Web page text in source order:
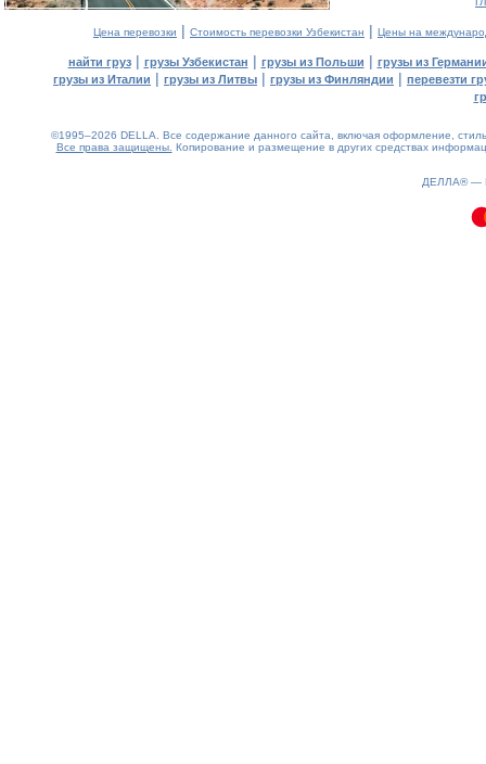
Цена перевозки | Стоимость перевозки Узбекистан | Цены на
найти груз| грузы Узбекистан | грузы из Польши | грузы из
грузы из Италии | грузы из Литвы | грузы из Финляндии | перевезти
©1995–2026 DELLA. Все содержание данного сайта, включая оформление,
Все права защищены. Копирование и размещение в других средствах
ДЕЛЛА® —